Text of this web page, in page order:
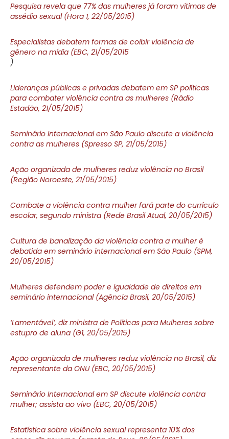
Pesquisa revela que 77% das mulheres já foram vítimas de
assédio sexual (Hora 1, 22/05/2015)
Especialistas debatem formas de coibir violência de
gênero na mídia (EBC, 21/05/2015
)
Lideranças públicas e privadas debatem em SP políticas
para combater violência contra as mulheres (Rádio
Estadão, 21/05/2015)
Seminário Internacional em São Paulo discute a violência
contra as mulheres (Spresso SP, 21/05/2015)
Ação organizada de mulheres reduz violência no Brasil
(Região Noroeste, 21/05/2015)
Combate a violência contra mulher fará parte do currículo
escolar, segundo ministra (Rede Brasil Atual, 20/05/2015)
Cultura de banalização da violência contra a mulher é
debatida em seminário internacional em São Paulo (SPM,
20/05/2015)
Mulheres defendem poder e igualdade de direitos em
seminário internacional (Agência Brasil, 20/05/2015)
‘Lamentável’, diz ministra de Políticas para Mulheres sobre
estupro de aluna (G1, 20/05/2015)
Ação organizada de mulheres reduz violência no Brasil, diz
representante da ONU (EBC, 20/05/2015)
Seminário Internacional em SP discute violência contra
mulher; assista ao vivo (EBC, 20/05/2015)
Estatística sobre violência sexual representa 10% dos